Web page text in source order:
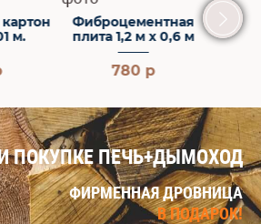
м.
Фиброцементная
плита 1,2 м х 0,6 м
780 р
ПОКУПКЕ ПЕЧЬ+ДЫМОХОД
ФИРМЕННАЯ ДРОВНИЦА
В ПОДАРОК!